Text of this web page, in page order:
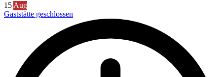
15 Aug
Gaststätte geschlossen